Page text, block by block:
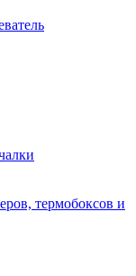
термобоксов и